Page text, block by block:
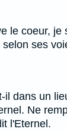
le coeur, je
ses
il dans un
Ne
l'Eternel.